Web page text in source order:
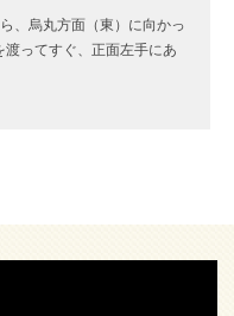
、烏丸方面（東）に向かっ
ってすぐ、正面左手にあ